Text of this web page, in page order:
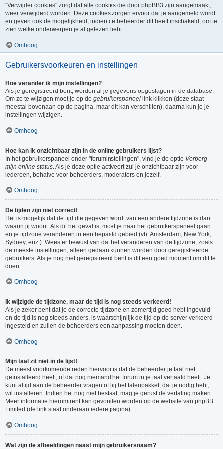
"Verwijder cookies" zorgt dat alle cookies die door phpBB3 zijn aangemaakt,
weer verwijderd worden. Deze cookies zorgen ervoor dat je aangemeld wordt
en geven ook de mogelijkheid, indien de beheerder dit heeft inschakeld, om te
zien welke onderwerpen je al gelezen hebt.
Omhoog
Gebruikersvoorkeuren en instellingen
Hoe verander ik mijn instellingen?
Als je geregistreerd bent, worden al je gegevens opgeslagen in de database.
Om ze te wijzigen moet je op de gebruikerspaneel link klikken (deze staat
meestal bovenaan op de pagina, maar dit kan verschillen), daarna kun je je
instellingen wijzigen.
Omhoog
Hoe kan ik onzichtbaar zijn in de online gebruikers lijst?
In het gebruikerspaneel onder "foruminstellingen", vind je de optie Verberg
mijn online status. Als je deze optie activeert zul je onzichtbaar zijn voor
iedereen, behalve voor beheerders, moderators en jezelf.
Omhoog
De tijden zijn niet correct!
Het is mogelijk dat de tijd die gegeven wordt van een andere tijdzone is dan
waarin jij woont. Als dit het geval is, moet je naar het gebruikerspaneel gaan
en je tijdzone veranderen in een bepaald gebied (vb: Amsterdam, New York,
Sydney, enz.). Wees er bewust van dat het veranderen van de tijdzone, zoals
de meeste instellingen, alleen gedaan kunnen worden door geregistreerde
gebruikers. Als je nog niet geregistreerd bent is dit een goed moment om dit te
doen.
Omhoog
Ik wijzigde de tijdzone, maar de tijd is nog steeds verkeerd!
Als je zeker bent dat je de correcte tijdzone en zomertijd goed hebt ingevuld
en de tijd is nog steeds anders, is waarschijnlijk de tijd op de server verkeerd
ingesteld en zullen de beheerders een aanpassing moeten doen.
Omhoog
Mijn taal zit niet in de lijst!
De meest voorkomende reden hiervoor is dat de beheerder je taal niet
geïnstalleerd heeft, of dat nog niemand het forum in je taal vertaald heeft. Je
kunt altijd aan de beheerder vragen of hij het talenpakket, dat je nodig hebt,
wil installeren. Indien het nog niet bestaat, mag je gerust de vertaling maken.
Meer informatie hieromtrent kan gevonden worden op de website van phpBB
Limited (de link staat onderaan iedere pagina).
Omhoog
Wat zijn de afbeeldingen naast mijn gebruikersnaam?